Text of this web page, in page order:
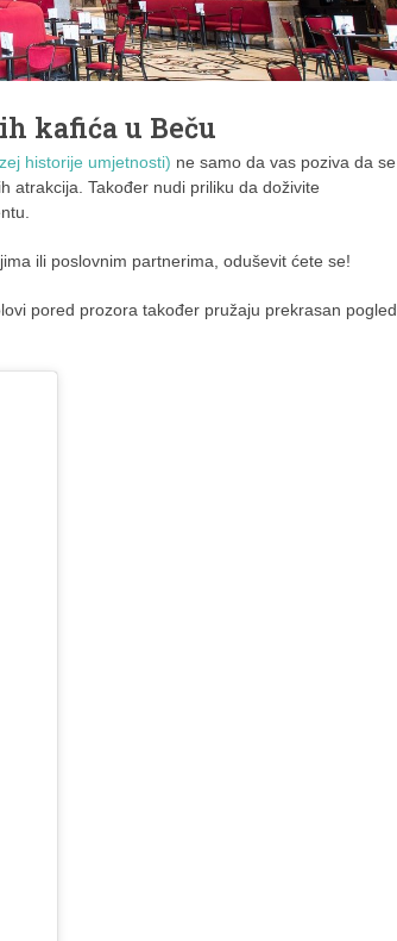
kafića u Beču
historije umjetnosti) ne samo da vas poziva da se
atrakcija. Također nudi priliku da doživite
ili poslovnim partnerima, oduševit ćete se!
pored prozora također pružaju prekrasan pogled